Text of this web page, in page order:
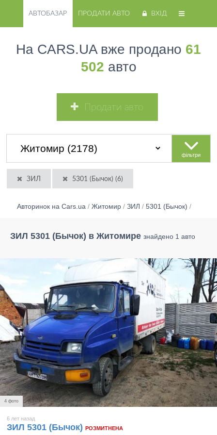
АВТОБАЗАР ПРОДАТИ АВТО ВХІД
На CARS.UA вже продано 61
502 авто
Продати авто
фільтри
ЗИЛ 5301 (Бычок) (6)
Авторинок на Cars.ua / Житомир / ЗИЛ / 5301 (Бычок) /
ЗИЛ 5301 (Бычок) в Житомире знайдено 1 авто
4 фото
6 лет назад
ЗИЛ 5301 (Бычок) РОЗМИТНЕНА